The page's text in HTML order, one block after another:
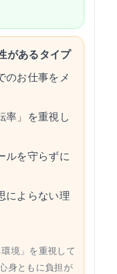
があるタイプ
のお仕事をメ
率」を重視し
ルを守らずに
によらない理
境」を重視して
身ともに負担が